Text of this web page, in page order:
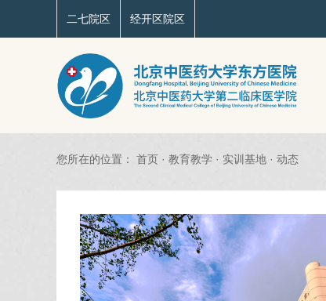
二七院区 经开区院区
您所在的位置： 首页 · 教育教学 · 实训基地 · 动态